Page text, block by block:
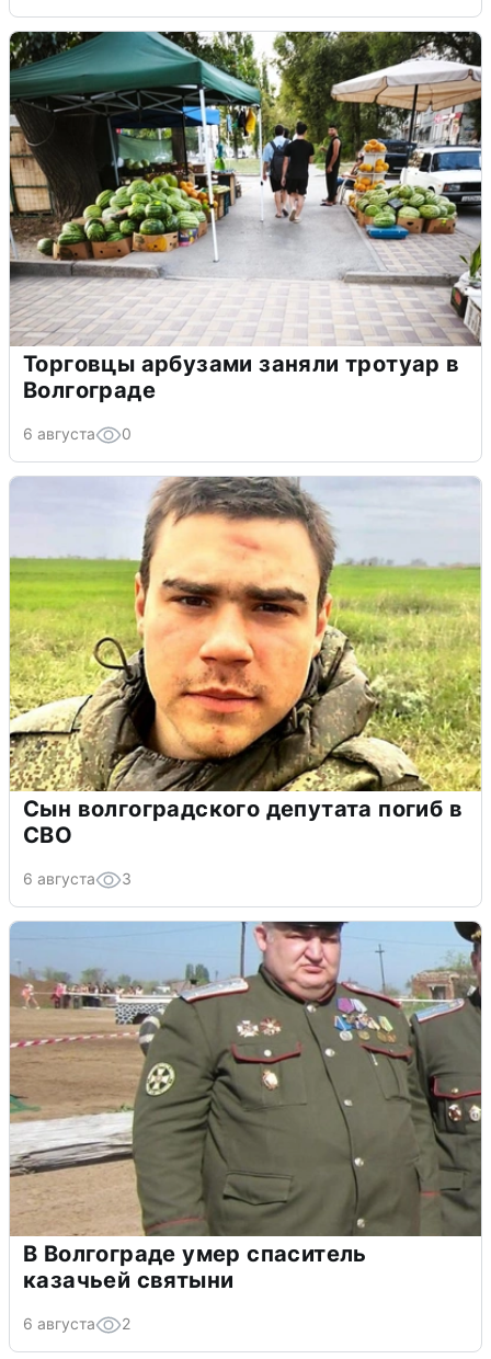
Торговцы арбузами заняли тротуар в
Волгограде
6 августа 0
Сын волгоградского депутата погиб в
СВО
6 августа 3
В Волгограде умер спаситель
казачьей святыни
6 августа 2